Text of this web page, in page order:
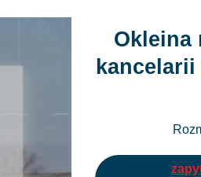
Okleina
kancelarii